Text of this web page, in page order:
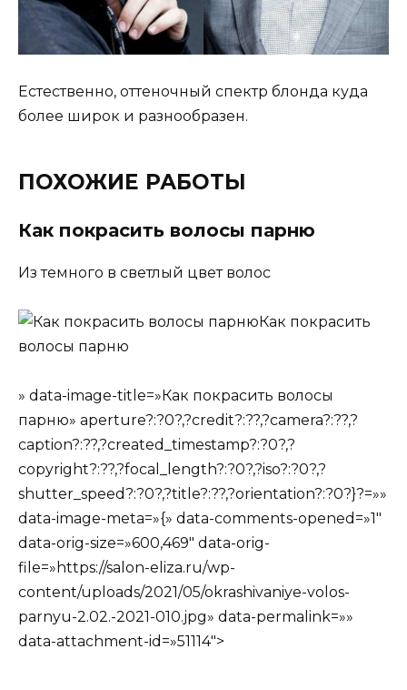
Естественно, оттеночный спектр блонда куда
более широк и разнообразен.
ПОХОЖИЕ РАБОТЫ
Как покрасить волосы парню
Из темного в светлый цвет волос
Как покрасить
волосы парню
» data-image-title=»Как покрасить волосы
парню» aperture?:?0?,?credit?:??,?camera?:??,?
caption?:??,?created_timestamp?:?0?,?
copyright?:??,?focal_length?:?0?,?iso?:?0?,?
shutter_speed?:?0?,?title?:??,?orientation?:?0?}?=»»
data-image-meta=»{» data-comments-opened=»1″
data-orig-size=»600,469″ data-orig-
file=»https://salon-eliza.ru/wp-
content/uploads/2021/05/okrashivaniye-volos-
parnyu-2.02.-‎2021-010.jpg» data-permalink=»»
data-attachment-id=»51114″>